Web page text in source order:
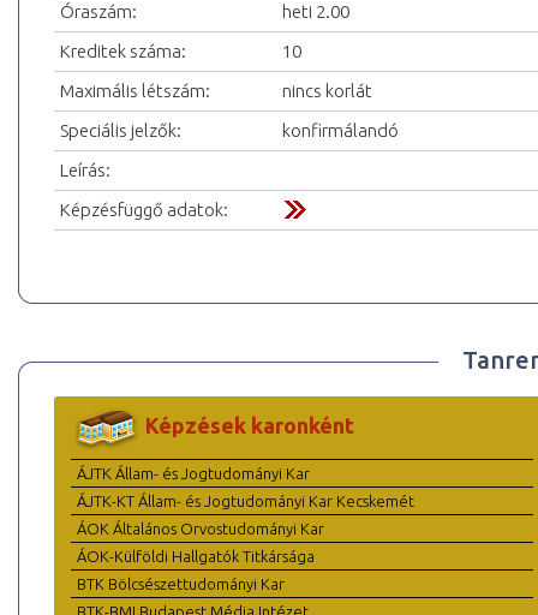
Óraszám:
heti 2.00
Kreditek száma:
10
Maximális létszám:
nincs korlát
Speciális jelzők:
konfirmálandó
Leírás:
Képzésfüggő adatok:
Képzések karonként
ÁJTK Állam- és Jogtudományi Kar
ÁJTK-KT Állam- és Jogtudományi Kar Kecskemét
ÁOK Általános Orvostudományi Kar
ÁOK-Külföldi Hallgatók Titkársága
BTK Bölcsészettudományi Kar
BTK-BMI Budapest Média Intézet